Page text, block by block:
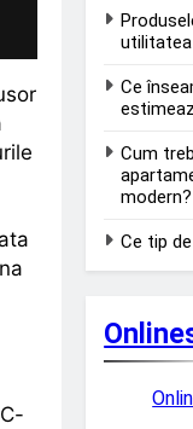
Ce
Cum
modern?
Ce tip